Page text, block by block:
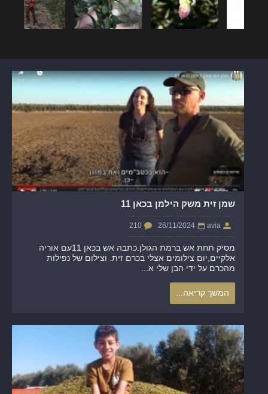
שמן זית משק הילמן בכאן 11
avia
26/11/2024
210
אלקיים,יום צילומים אצלי בכרם זית. וצילום של נפילות
מהכרם על ידי הבן שלי א...